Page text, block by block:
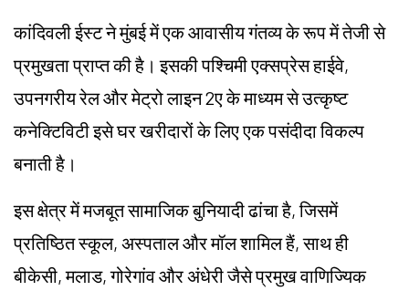
कांदिवली ईस्ट ने मुंबई में एक आवासीय गंतव्य के रूप में तेजी से
प्रमुखता प्राप्त की है। इसकी पश्चिमी एक्सप्रेस हाईवे,
उपनगरीय रेल और मेट्रो लाइन 2ए के माध्यम से उत्कृष्ट
कनेक्टिविटी इसे घर खरीदारों के लिए एक पसंदीदा विकल्प
बनाती है।
इस क्षेत्र में मजबूत सामाजिक बुनियादी ढांचा है, जिसमें
प्रतिष्ठित स्कूल, अस्पताल और मॉल शामिल हैं, साथ ही
बीकेसी, मलाड, गोरेगांव और अंधेरी जैसे प्रमुख वाणिज्यिक